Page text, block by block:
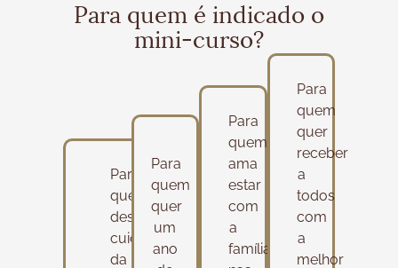
Para quem é indicado o
mini-curso?
Para
quem
deseja
cuidar
da
Para
quem
quer
um
ano
Para
quem
ama
estar
com
a
família
Para
quem
quer
receber
a
todos
com
a
melhor